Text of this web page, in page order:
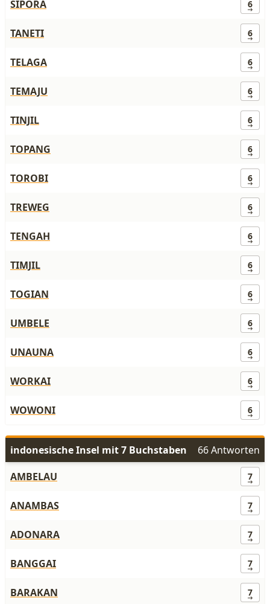
SIPORA 6
TANETI 6
TELAGA 6
TEMAJU 6
TINJIL 6
TOPANG 6
TOROBI 6
TREWEG 6
TENGAH 6
TIMJIL 6
TOGIAN 6
UMBELE 6
UNAUNA 6
WORKAI 6
WOWONI 6
indonesische Insel mit 7 Buchstaben
66 Antworten
AMBELAU
7
ANAMBAS 7
ADONARA 7
BANGGAI 7
BARAKAN 7